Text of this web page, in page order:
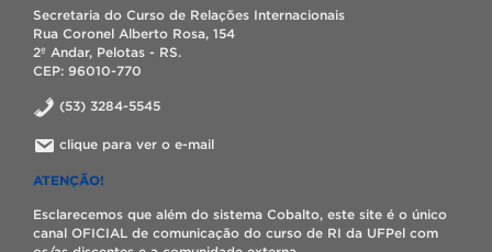
Secretaria do Curso de Relações Internacionais
Rua Coronel Alberto Rosa, 154
2º Andar, Pelotas - RS.
CEP: 96010-770
(53) 3284-5545
clique para ver o e-mail
ATENÇÃO!
Esclarecemos que além do sistema Cobalto, este site é o único
canal OFICIAL de comunicação do curso de RI da UFPel com